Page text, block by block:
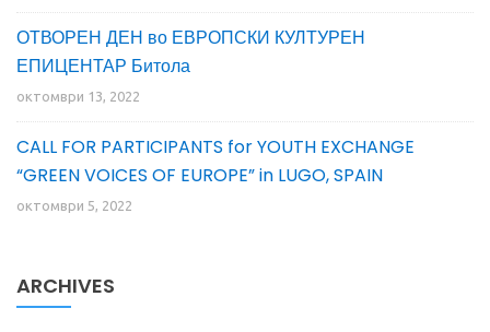
ОТВОРЕН ДЕН во ЕВРОПСКИ КУЛТУРЕН
ЕПИЦЕНТАР Битола
октомври 13, 2022
CALL FOR PARTICIPANTS for YOUTH EXCHANGE
“GREEN VOICES OF EUROPE” in LUGO, SPAIN
октомври 5, 2022
ARCHIVES